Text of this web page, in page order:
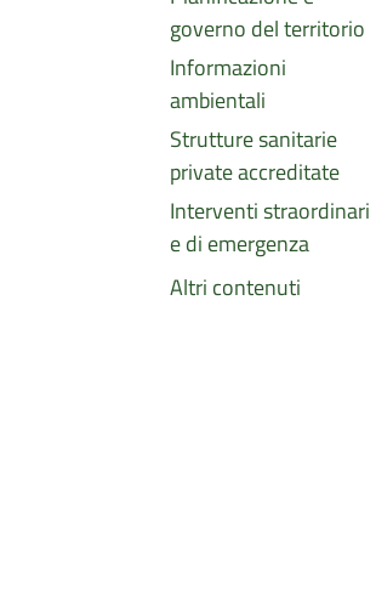
governo del territorio
Informazioni
ambientali
Strutture sanitarie
private accreditate
Interventi straordinari
e di emergenza
Altri contenuti